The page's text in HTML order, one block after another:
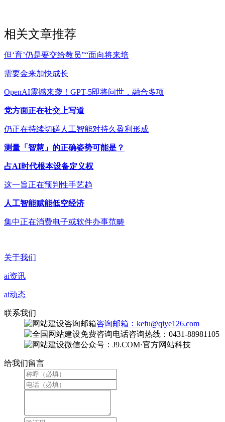
相关文章推荐
但‘育’仍是要交给教员”“面向将来培
需要金来加快成长
OpenAI震撼来袭！GPT-5即将问世，融合多项
党方面正在社交上写道
仍正在持续切磋人工智能对持久盈利形成
测量「智慧」的正确姿势可能是？
占AI时代根本设备定义权
这一旨正在预判性手艺趋
人工智能赋能低空经济
集中正在消费电子或软件办事范畴
关于我们
ai资讯
ai动态
联系我们
咨询邮箱：kefu@qiye126.com
咨询热线：0431-88981105
微信公众号：J9.COM·官方网站科技
给我们留言